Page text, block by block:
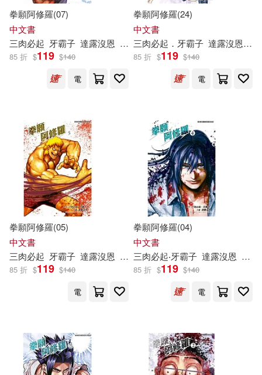
拳願阿修羅(07)
中文書
三肉必起 牙霸子 達露沒恩 砂輪忍
85 折 $119 $140
電
拳願阿修羅(24)
中文書
三肉必起 ． 牙霸子 達露沒恩 沙
85 折 $119 $140
電
拳願阿修羅(05)
中文書
三肉必起 牙霸子 達露沒恩 砂輪忍
85 折 $119 $140
電
拳願阿修羅(04)
中文書
三肉必起‧牙霸子 達露沒恩 砂輪
85 折 $119 $140
電